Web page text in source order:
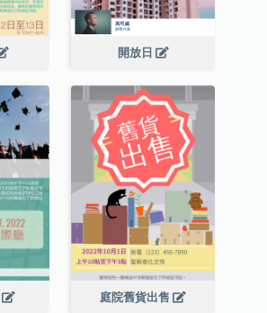
開放日
庭院舊貨出售